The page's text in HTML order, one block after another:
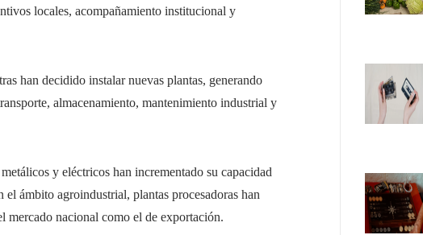
locales, acompañamiento institucional y
han decidido instalar nuevas plantas, generando
almacenamiento, mantenimiento industrial y
y eléctricos han incrementado su capacidad
ámbito agroindustrial, plantas procesadoras han
mercado nacional como el de exportación.